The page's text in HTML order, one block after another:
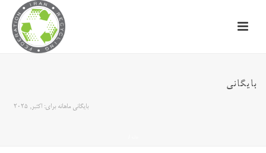
بایگانی
بایگانی ماهانه برای: اکتبر, 2025